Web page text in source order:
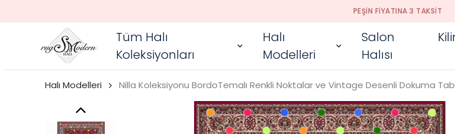
PEŞIN FIYATINA 3 TAKSIT
Tüm Halı
Koleksiyonları
Halı
Modelleri
Salon
Halısı
Halı Modelleri Nilla Koleksiyonu BordoTemalı Renkli Noktalar ve Vintage Desenli Dokuma